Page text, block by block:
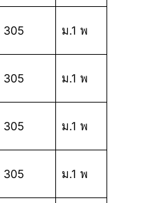
305 ม.1 พ
305 ม.1 พ
305 ม.1 พ
305 ม.1 พ